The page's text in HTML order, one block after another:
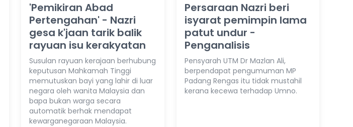
'Pemikiran Abad
Pertengahan' - Nazri
gesa k'jaan tarik balik
rayuan isu kerakyatan
Susulan rayuan kerajaan berhubung
keputusan Mahkamah Tinggi
memutuskan bayi yang lahir di luar
negara oleh wanita Malaysia dan
bapa bukan warga secara
automatik berhak mendapat
kewarganegaraan Malaysia.
Persaraan Nazri beri
isyarat pemimpin lama
patut undur -
Penganalisis
Pensyarah UTM Dr Mazlan Ali,
berpendapat pengumuman MP
Padang Rengas itu tidak mustahil
kerana kecewa terhadap Umno.